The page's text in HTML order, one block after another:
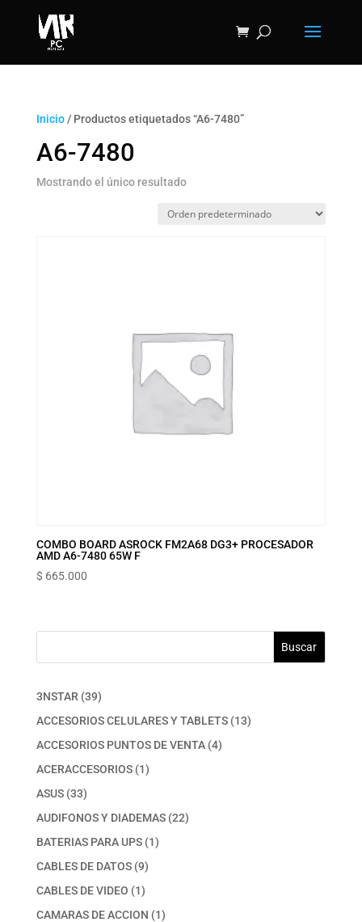
Inicio/ Productos etiquetados “A6-7480”
A6-7480
Mostrando el único resultado
COMBO BOARD ASROCK FM2A68 DG3+ PROCESADOR
AMD A6-7480 65W F
$ 665.000
Buscar
3NSTAR 3939
productos
ACCESORIOS CELULARES Y TABLETS 1313
ACCESORIOS PUNTOS DE VENTA 44
ACERACCESORIOS 11
ASUS 3333
productos
AUDIFONOS Y DIADEMAS 2222
BATERIAS PARA UPS 11
CABLES DE DATOS 99
productos
CABLES DE VIDEO 11
producto
CAMARAS DE ACCION 11